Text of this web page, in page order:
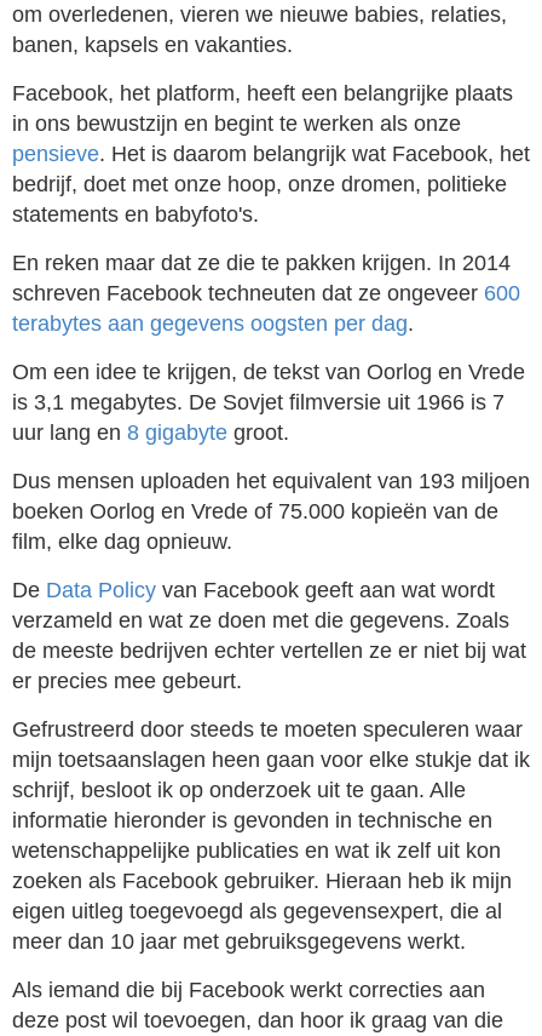
om overledenen, vieren we nieuwe babies, relaties,
banen, kapsels en vakanties.
Facebook, het platform, heeft een belangrijke plaats
in ons bewustzijn en begint te werken als onze
pensieve. Het is daarom belangrijk wat Facebook, het
bedrijf, doet met onze hoop, onze dromen, politieke
statements en babyfoto's.
En reken maar dat ze die te pakken krijgen. In 2014
schreven Facebook techneuten dat ze ongeveer 600
terabytes aan gegevens oogsten per dag.
Om een idee te krijgen, de tekst van Oorlog en Vrede
is 3,1 megabytes. De Sovjet filmversie uit 1966 is 7
uur lang en 8 gigabyte groot.
Dus mensen uploaden het equivalent van 193 miljoen
boeken Oorlog en Vrede of 75.000 kopieën van de
film, elke dag opnieuw.
De Data Policy van Facebook geeft aan wat wordt
verzameld en wat ze doen met die gegevens. Zoals
de meeste bedrijven echter vertellen ze er niet bij wat
er precies mee gebeurt.
Gefrustreerd door steeds te moeten speculeren waar
mijn toetsaanslagen heen gaan voor elke stukje dat ik
schrijf, besloot ik op onderzoek uit te gaan. Alle
informatie hieronder is gevonden in technische en
wetenschappelijke publicaties en wat ik zelf uit kon
zoeken als Facebook gebruiker. Hieraan heb ik mijn
eigen uitleg toegevoegd als gegevensexpert, die al
meer dan 10 jaar met gebruiksgegevens werkt.
Als iemand die bij Facebook werkt correcties aan
deze post wil toevoegen, dan hoor ik graag van die